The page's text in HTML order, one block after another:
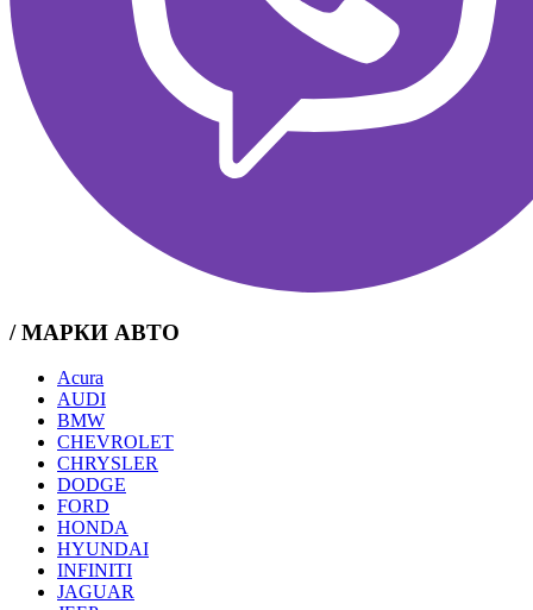
/ МАРКИ АВТО
Acura
AUDI
BMW
CHEVROLET
CHRYSLER
DODGE
FORD
HONDA
HYUNDAI
INFINITI
JAGUAR